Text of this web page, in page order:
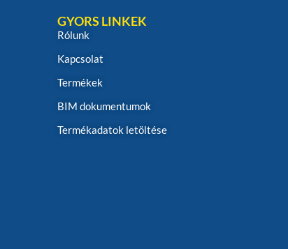
GYORS LINKEK
Rólunk
Kapcsolat
Termékek
BIM dokumentumok
Termékadatok letöltése